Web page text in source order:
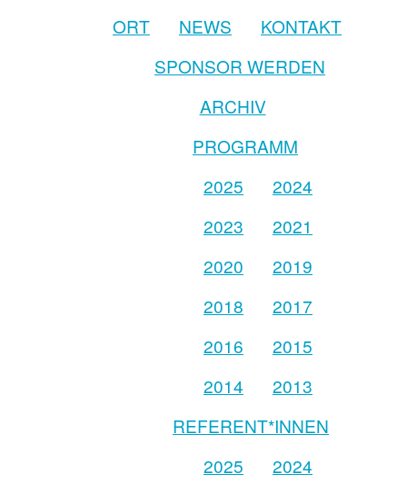
ORT
NEWS
KONTAKT
SPONSOR WERDEN
ARCHIV
PROGRAMM
2025
2024
2023
2021
2020
2019
2018
2017
2016
2015
2014
2013
REFERENT*INNEN
2025
2024